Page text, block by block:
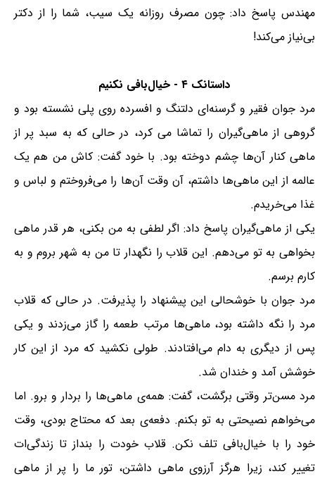
مهندس پاسخ داد: چون مصرف روزانه یک سیب، شما را از دکتر
بی‌نیاز می‌کند!
داستانک ۴ - خیال‌بافی نکنیم
مرد جوان فقیر و گرسنه‌ای دلتنگ و افسرده روی پلی نشسته بود و
گروهی از ماهی‌گیران را تماشا می کرد، در حالی که به سبد پر از
ماهی کنار آن‌ها چشم دوخته بود. با خود گفت: کاش من هم یک
عالمه از این ماهی‌ها داشتم، آن وقت آن‌ها را می‌فروختم و لباس و
غذا می‌خریدم.
یکی از ماهی‌گیران پاسخ داد: اگر لطفی به من بکنی، هر قدر ماهی
بخواهی به تو می‌دهم. این قلاب را نگهدار تا من به شهر بروم و به
کارم برسم.
مرد جوان با خوشحالی این پیشنهاد را پذیرفت. در حالی که قلاب
مرد را نگه داشته بود، ماهی‌ها مرتب طعمه را گاز می‌زدند و یکی
پس از دیگری به دام می‌افتادند. طولی نکشید که مرد از این کار
خوشش آمد و خندان شد.
مرد مسن‌تر وقتی برگشت، گفت: همه‌ی ماهی‌ها را بردار و برو. اما
می‌خواهم نصیحتی به تو بکنم. دفعه‌ی بعد که محتاج بودی، وقت
خود را با خیال‌بافی تلف نکن. قلاب خودت را بنداز تا زندگی‌ات
تغییر کند، زیرا هرگز آرزوی ماهی داشتن، تور ما را پر از ماهی